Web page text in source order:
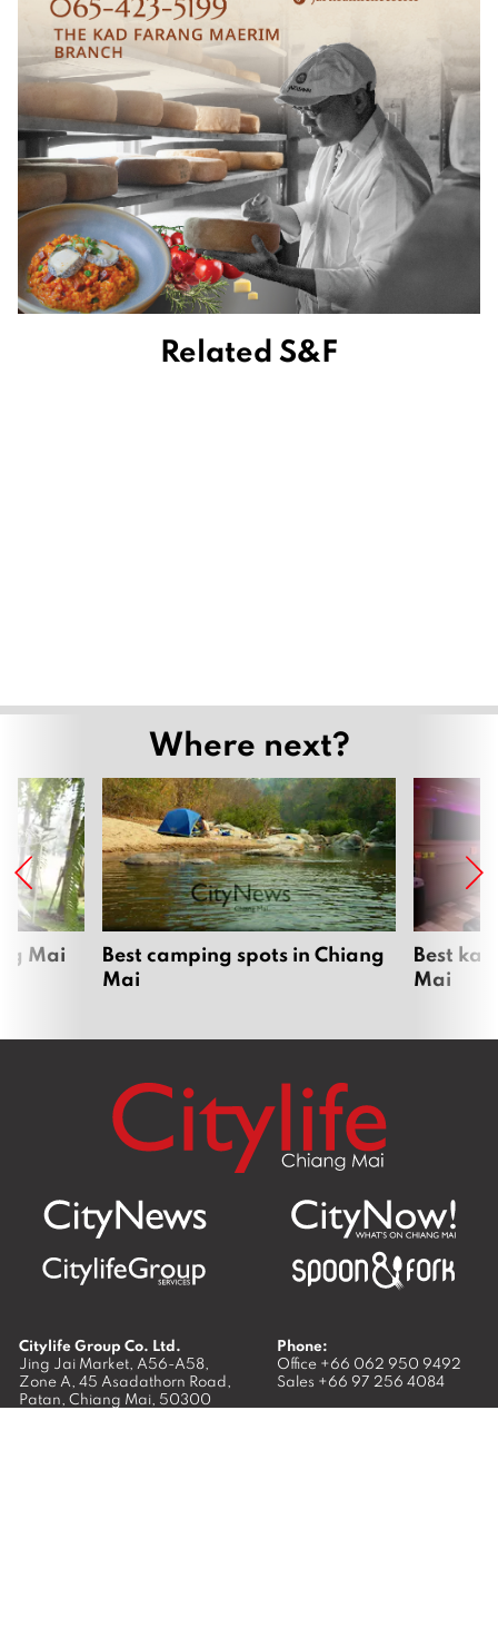
Related S&F
Where next?
Mai
Best camping spots in Chiang
Mai
Best
Mai
Citylife Group Co. Ltd.
Jing Jai Market, A56-A58,
Zone A, 45 Asadathorn Road,
Patan, Chiang Mai, 50300
Phone:
Office +66 062 950 9492
Sales +66 97 256 4084